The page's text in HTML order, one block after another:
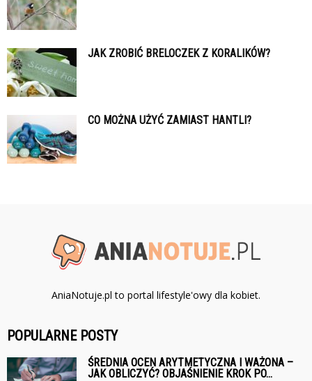
JAK ZROBIĆ BRELOCZEK Z KORALIKÓW?
CO MOŻNA UŻYĆ ZAMIAST HANTLI?
AniaNotuje.pl to portal lifestyle'owy dla kobiet.
POPULARNE POSTY
ŚREDNIA OCEN ARYTMETYCZNA I WAŻONA –
JAK OBLICZYĆ? OBJAŚNIENIE KROK PO...